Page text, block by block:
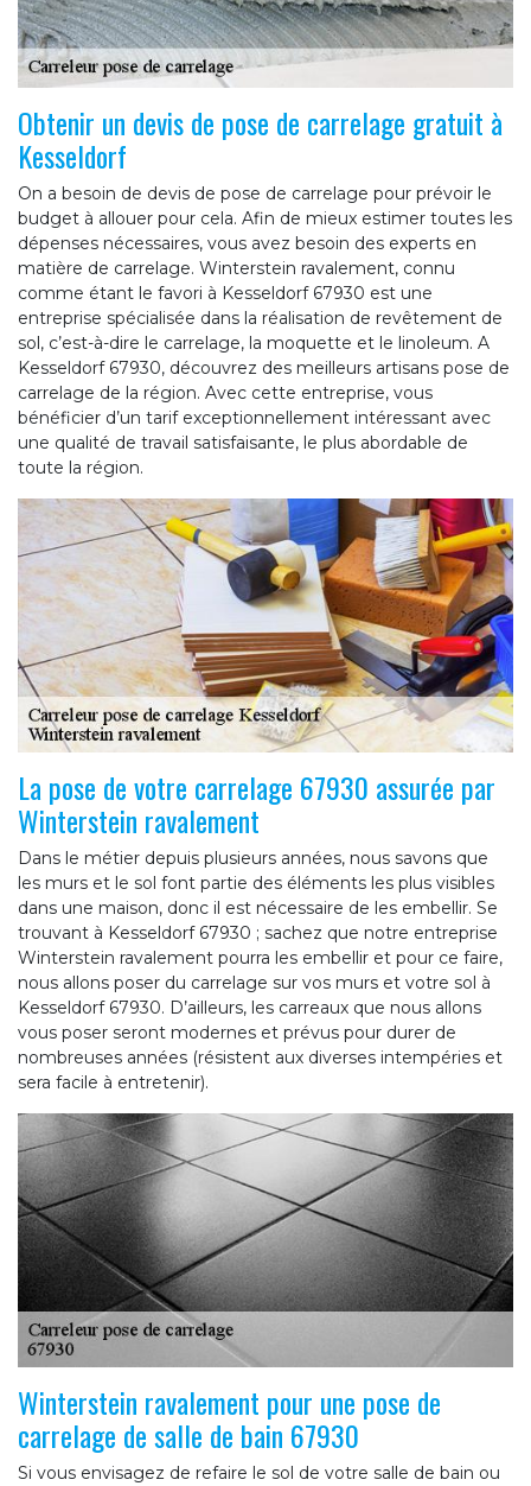
Obtenir un devis de pose de carrelage gratuit à
Kesseldorf
On a besoin de devis de pose de carrelage pour prévoir le
budget à allouer pour cela. Afin de mieux estimer toutes les
dépenses nécessaires, vous avez besoin des experts en
matière de carrelage. Winterstein ravalement, connu
comme étant le favori à Kesseldorf 67930 est une
entreprise spécialisée dans la réalisation de revêtement de
sol, c’est-à-dire le carrelage, la moquette et le linoleum. A
Kesseldorf 67930, découvrez des meilleurs artisans pose de
carrelage de la région. Avec cette entreprise, vous
bénéficier d’un tarif exceptionnellement intéressant avec
une qualité de travail satisfaisante, le plus abordable de
toute la région.
La pose de votre carrelage 67930 assurée par
Winterstein ravalement
Dans le métier depuis plusieurs années, nous savons que
les murs et le sol font partie des éléments les plus visibles
dans une maison, donc il est nécessaire de les embellir. Se
trouvant à Kesseldorf 67930 ; sachez que notre entreprise
Winterstein ravalement pourra les embellir et pour ce faire,
nous allons poser du carrelage sur vos murs et votre sol à
Kesseldorf 67930. D’ailleurs, les carreaux que nous allons
vous poser seront modernes et prévus pour durer de
nombreuses années (résistent aux diverses intempéries et
sera facile à entretenir).
Winterstein ravalement pour une pose de
carrelage de salle de bain 67930
Si vous envisagez de refaire le sol de votre salle de bain ou